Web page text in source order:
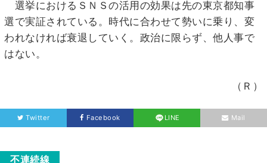
選挙におけるＳＮＳの活用の効果は先の東京都知事
選で実証されている。時代に合わせて勢いに乗り、変
われなければ衰退していく。政治に限らず、他人事で
はない。
（Ｒ）
Twitter Facebook LINE Mail
不連続線